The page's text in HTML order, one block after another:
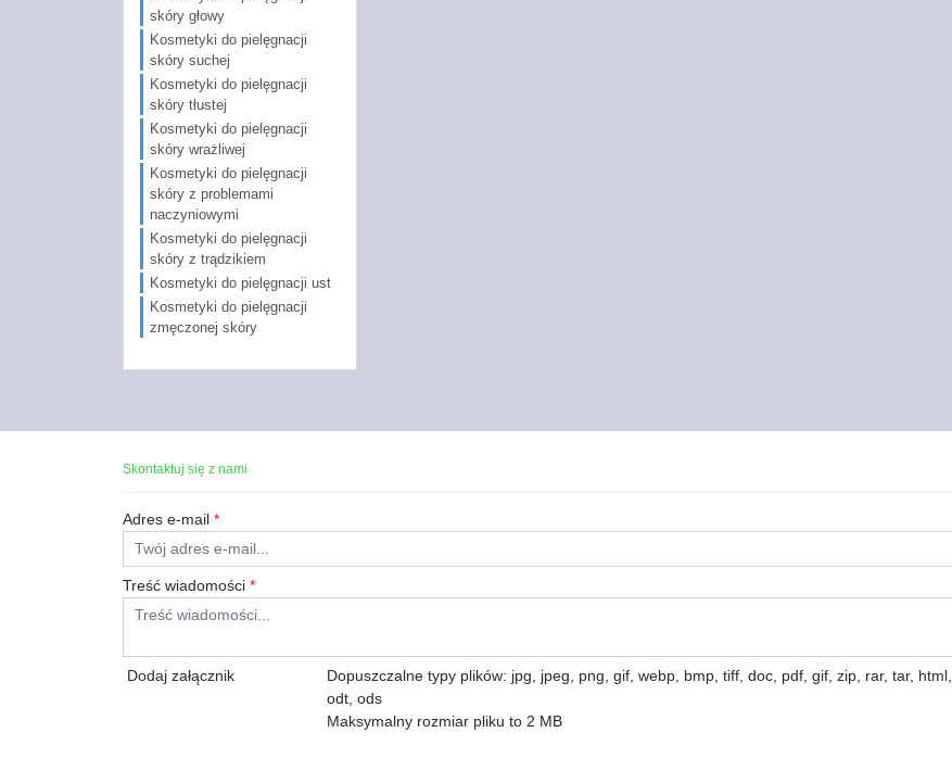
skóry głowy
Kosmetyki do pielęgnacji
skóry suchej
Kosmetyki do pielęgnacji
skóry tłustej
Kosmetyki do pielęgnacji
skóry wrażliwej
Kosmetyki do pielęgnacji
skóry z problemami
naczyniowymi
Kosmetyki do pielęgnacji
skóry z trądzikiem
Kosmetyki do pielęgnacji ust
Kosmetyki do pielęgnacji
zmęczonej skóry
Skontaktuj się z nami
Adres e-mail *
Treść wiadomości *
Dodaj załącznik
Dopuszczalne typy plików: jpg, jpeg, png, gif, webp, bmp, tiff, doc, pdf, gif, zip, rar, tar,
odt, ods
Maksymalny rozmiar pliku to 2 MB